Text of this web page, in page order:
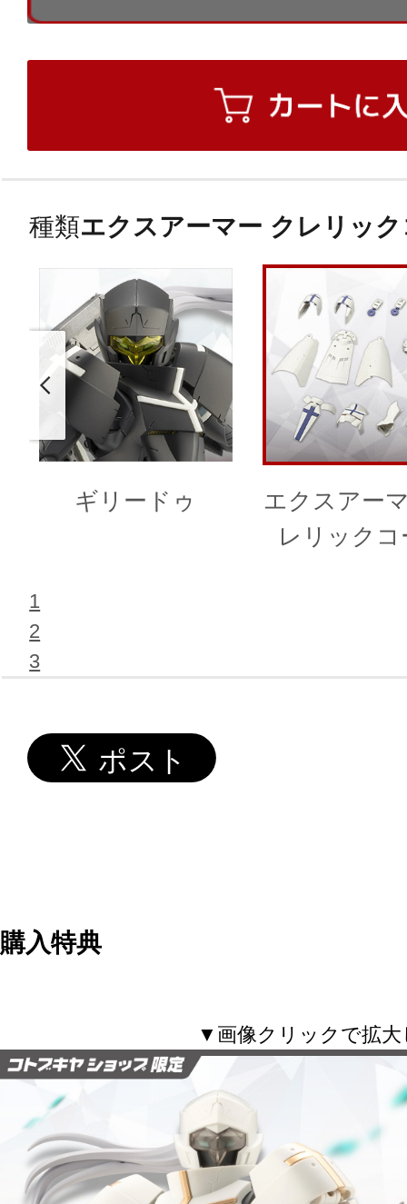
種類エクスアーマー クレリッ
ギリードゥ
エクスアー
レリックコ
1
2
3
購入特典
▼画像クリックで拡